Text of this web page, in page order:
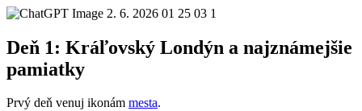
Deň 1: Kráľovský Londýn a najznámejšie
pamiatky
Prvý deň venuj ikonám mesta.